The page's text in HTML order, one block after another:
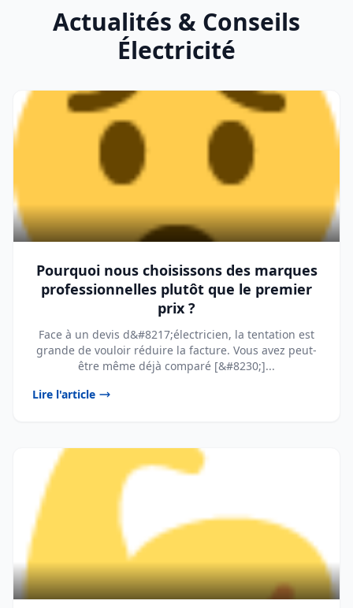
Actualités & Conseils
Électricité
Pourquoi nous choisissons des marques
professionnelles plutôt que le premier
prix ?
Face à un devis d&#8217;électricien, la tentation est
grande de vouloir réduire la facture. Vous avez peut-
être même déjà comparé [&#8230;]...
Lire l'article